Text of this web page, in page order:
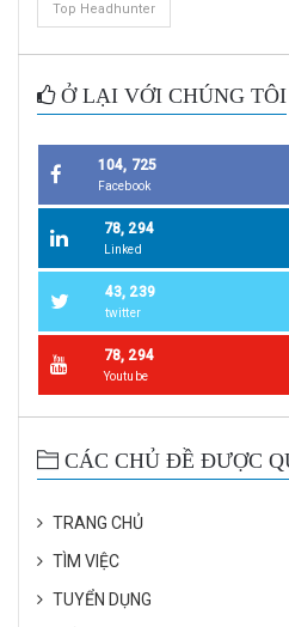
Top Headhunter
Ở LẠI VỚI CHÚNG TÔI
104, 725
Facebook
78, 294
Linked
43, 239
twitter
78, 294
Youtube
CÁC CHỦ ĐỀ ĐƯỢC
TRANG CHỦ
TÌM VIỆC
TUYỂN DỤNG